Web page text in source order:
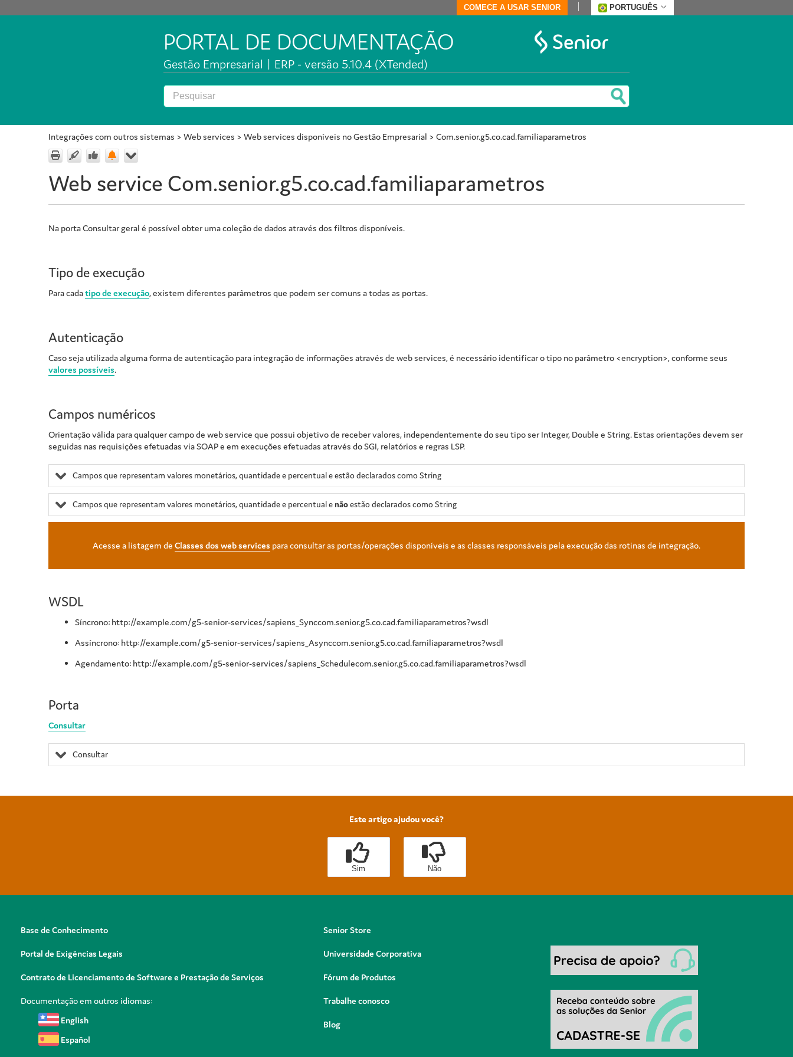
COMECE A USAR SENIOR PORTUGUÊS
PORTAL DE DOCUMENTAÇÃO
Gestão Empresarial | ERP - versão 5.10.4 (XTended)
Integrações com outros sistemas > Web services > Web services disponíveis no Gestão Empresarial > Com.senior.g5.co.cad.familiaparametros
Web service Com.senior.g5.co.cad.familiaparametros
Na porta Consultar geral é possível obter uma coleção de dados através dos filtros disponíveis.
Tipo de execução
Para cadatipo de execução, existem diferentes parâmetros que podem ser comuns a todas as portas.
Autenticação
Caso seja utilizada alguma forma de autenticação para integração de informações através de web services, é necessário identificar o tipo no parâmetro <encryption>, conforme seus
valores possíveis.
Campos numéricos
Orientação válida para qualquer campo de web service que possui objetivo de receber valores, independentemente do seu tipo ser Integer, Double e String. Estas orientações devem ser
seguidas nas requisições efetuadas via SOAP e em execuções efetuadas através do SGI, relatórios e regras LSP.
Campos que representam valores monetários, quantidade e percentual e estão declarados como String
Campos que representam valores monetários, quantidade e percentual e nãoestão declarados como String
Acesse a listagem de Classes dos web services para consultar as portas/operações disponíveis e as classes responsáveis pela execução das rotinas de integração.
WSDL
Síncrono: http://example.com/g5-senior-services/sapiens_Synccom.senior.g5.co.cad.familiaparametros?wsdl
Assíncrono: http://example.com/g5-senior-services/sapiens_Asynccom.senior.g5.co.cad.familiaparametros?wsdl
Agendamento: http://example.com/g5-senior-services/sapiens_Schedulecom.senior.g5.co.cad.familiaparametros?wsdl
Porta
Consultar
Consultar
Este artigo ajudou você?
Sim Não
Base de Conhecimento
Portal de Exigências Legais
Contrato de Licenciamento de Software e Prestação de Serviços
Documentação em outros idiomas:
English
Español
Senior Store
Universidade Corporativa
Fórum de Produtos
Trabalhe conosco
Blog